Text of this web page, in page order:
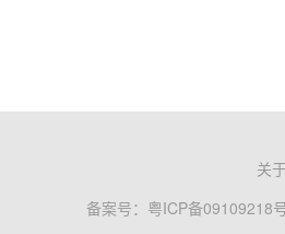
关
备案号： 粤ICP备09109218